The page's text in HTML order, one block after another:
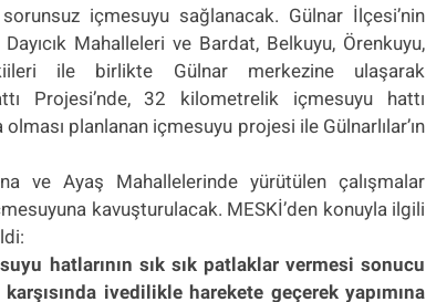
içmesuyu sağlanacak. Gülnar İlçesi’nin
Mahalleleri ve Bardat, Belkuyu, Örenkuyu,
ile birlikte Gülnar merkezine ulaşarak
Projesi’nde, 32 kilometrelik içmesuyu hattı
planlanan içmesuyu projesi ile Gülnarlılar’ın
ve Ayaş Mahallelerinde yürütülen çalışmalar
kavuşturulacak. MESKİ’den konuyla ilgili
hatlarının sık sık patlaklar vermesi sonucu
ivedilikle harekete geçerek yapımına